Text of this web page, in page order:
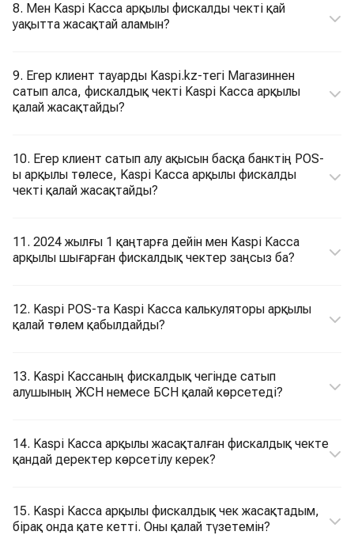
8. Мен Kaspi Касса арқылы фискалды чекті қай
уақытта жасақтай аламын?
9. Егер клиент тауарды Kaspi.kz-тегі Магазиннен
сатып алса, фискалдық чекті Kaspi Касса арқылы
қалай жасақтайды?
10. Егер клиент сатып алу ақысын басқа банктің POS-
ы арқылы төлесе, Kaspi Касса арқылы фискалды
чекті қалай жасақтайды?
11. 2024 жылғы 1 қаңтарға дейін мен Kaspi Касса
арқылы шығарған фискалдық чектер заңсыз ба?
12. Kaspi POS-та Kaspi Касса калькуляторы арқылы
қалай төлем қабылдайды?
13. Kaspi Кассаның фискалдық чегінде сатып
алушының ЖСН немесе БСН қалай көрсетеді?
14. Kaspi Касса арқылы жасақталған фискалдық чекте
қандай деректер көрсетілу керек?
15. Kaspi Касса арқылы фискалдық чек жасақтадым,
бірақ онда қате кетті. Оны қалай түзетемін?